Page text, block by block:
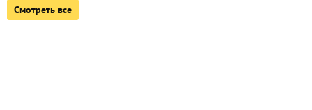
Смотреть все